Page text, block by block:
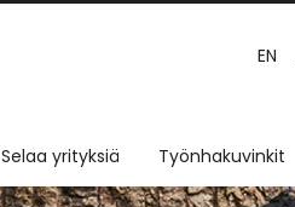
EN
Selaa yrityksiä Työnhakuvinkit